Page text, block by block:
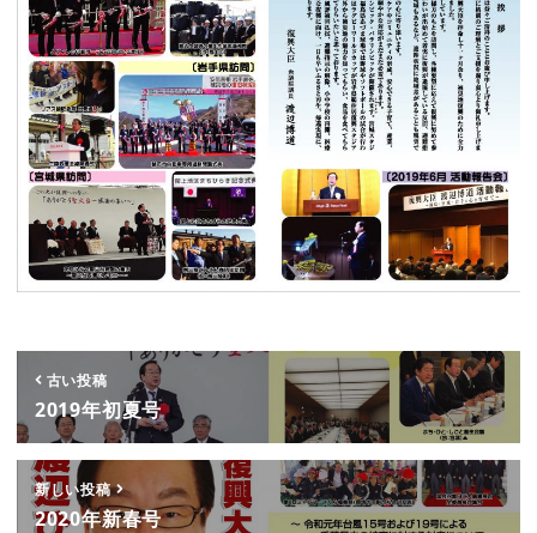
古い投稿
2019年初夏号
新しい投稿
2020年新春号